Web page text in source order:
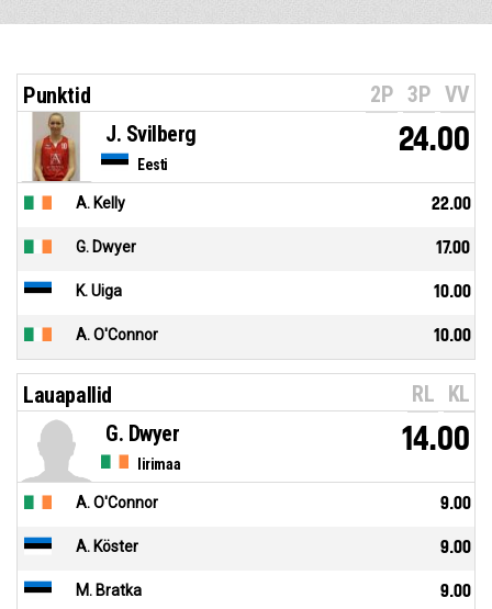
Punktid 2P 3P VV
Eesti
J. Svilberg 24.00
A. Kelly 22.00
G. Dwyer 17.00
K. Uiga 10.00
A. O'Connor 10.00
Lauapallid RL KL
Iirimaa
G. Dwyer 14.00
A. O'Connor 9.00
A. Köster 9.00
M. Bratka 9.00